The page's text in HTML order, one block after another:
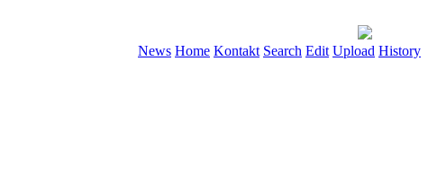
News Home Kontakt Search Edit Upload History